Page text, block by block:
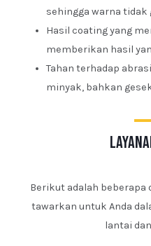
sehingga warna tidak
Hasil coating yang
memberikan hasil
Tahan terhadap
minyak, bahkan
Berikut adalah beberapa
tawarkan untuk Anda
lantai